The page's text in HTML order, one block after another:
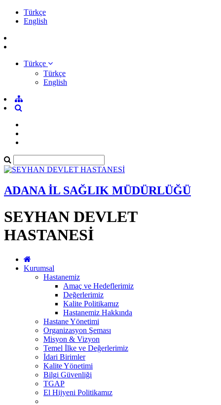
Türkçe
English
Türkçe
Türkçe
English
ADANA İL SAĞLIK MÜDÜRLÜĞÜ
SEYHAN DEVLET
HASTANESİ
Kurumsal
Hastanemiz
Amaç ve Hedeflerimiz
Değerlerimiz
Kalite Politikamız
Hastanemiz Hakkında
Hastane Yönetimi
Organizasyon Şeması
Misyon & Vizyon
Temel İlke ve Değerlerimiz
İdari Birimler
Kalite Yönetimi
Bilgi Güvenliği
TGAP
El Hijyeni Politikamız